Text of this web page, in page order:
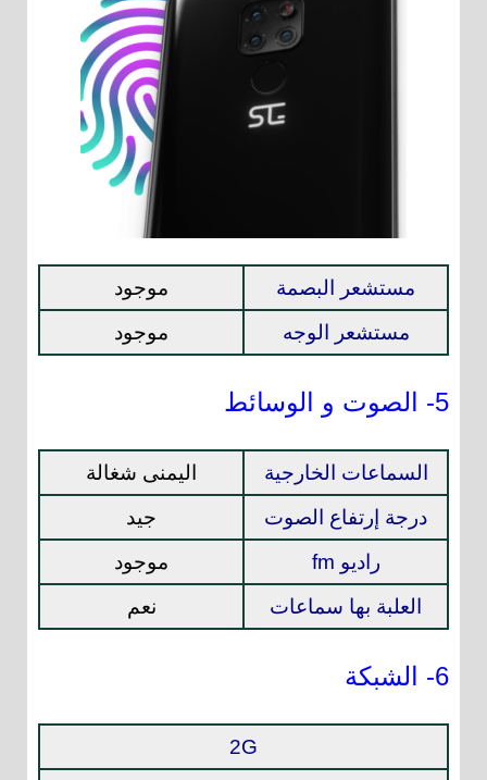
مستشعر البصمة
موجود
مستشعر الوجه
موجود
5- الصوت و الوسائط
السماعات الخارجية
اليمنى شغالة
درجة إرتفاع الصوت
جيد
راديو fm
موجود
العلبة بها سماعات
نعم
6- الشبكة
2G